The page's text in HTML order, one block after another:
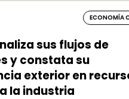
ECONOMÍA
sus flujos de
y constata su
exterior en
la industria